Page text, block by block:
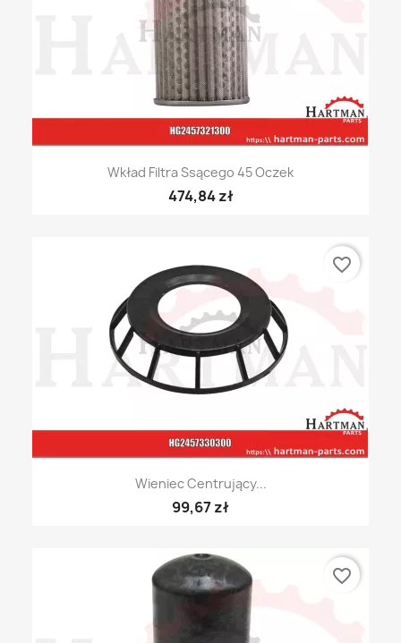
Wkład Filtra Ssącego 45 Oczek
474,84 zł
Wieniec Centrujący...
99,67 zł
favorite_border
favorite_border